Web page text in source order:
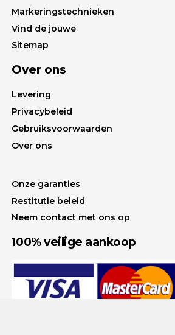
Markeringstechnieken
Vind de jouwe
Sitemap
Over ons
Levering
Privacybeleid
Gebruiksvoorwaarden
Over ons
Onze garanties
Restitutie beleid
Neem contact met ons op
100% veilige aankoop